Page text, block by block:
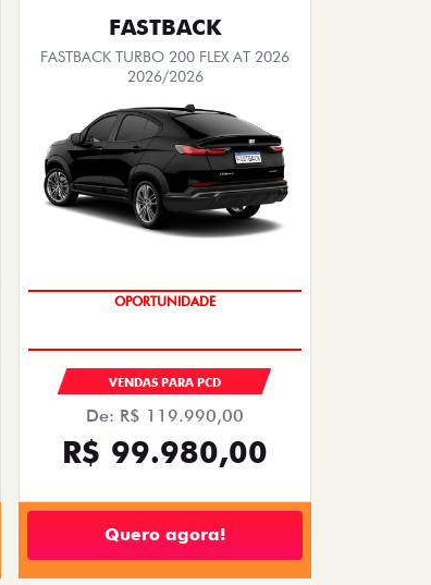
FASTBACK
FASTBACK TURBO 200 FLEX AT 2026
2026/2026
OPORTUNIDADE
VENDAS PARA PCD
De: R$ 119.990,00
R$ 99.980,00
Quero agora!